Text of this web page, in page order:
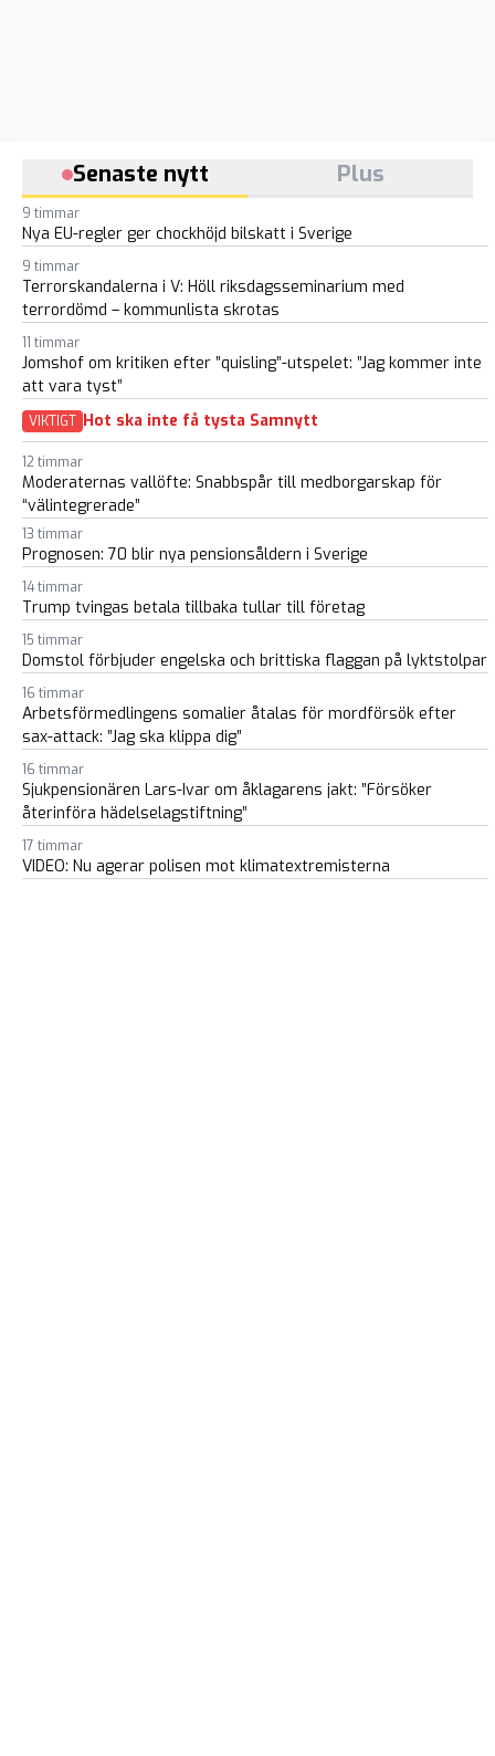
Senaste nytt Plus
9 timmar
Nya EU-regler ger chockhöjd bilskatt i Sverige
9 timmar
Terrorskandalerna i V: Höll riksdagsseminarium med
terrordömd – kommunlista skrotas
11 timmar
Jomshof om kritiken efter ”quisling”-utspelet: ”Jag kommer inte
att vara tyst”
VIKTIGT Hot ska inte få tysta Samnytt
12 timmar
Moderaternas vallöfte: Snabbspår till medborgarskap för
“välintegrerade”
13 timmar
Prognosen: 70 blir nya pensionsåldern i Sverige
14 timmar
Trump tvingas betala tillbaka tullar till företag
15 timmar
Domstol förbjuder engelska och brittiska flaggan på lyktstolpar
16 timmar
Arbetsförmedlingens somalier åtalas för mordförsök efter
sax-attack: ”Jag ska klippa dig”
16 timmar
Sjukpensionären Lars-Ivar om åklagarens jakt: ”Försöker
återinföra hädelselagstiftning”
17 timmar
VIDEO: Nu agerar polisen mot klimatextremisterna